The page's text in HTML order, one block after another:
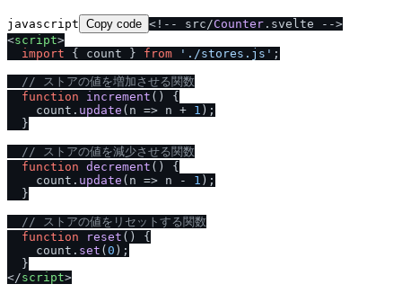
javascript Copy code <!-- src/Counter . svelte
<script>
import { count } from './stores.js' ;
// ストアの値を増加させる関数
function
increment ( ) {
    count.
update ( n => n + 1 );
  }
// ストアの値を減少させる関数
function decrement ( ) {
    count.
update ( n => n - 1 );
  }
// ストアの値をリセットする関数
function
reset ( ) {
    count.
set ( 0 );
</script>